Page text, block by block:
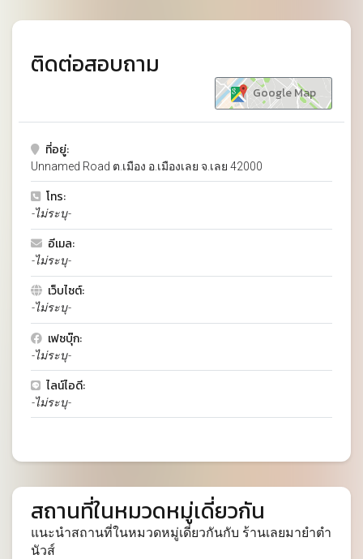
ติดต่อสอบถาม
Google Map
ที่อยู่:
Unnamed Road ต.เมือง อ.เมืองเลย จ.เลย 42000
โทร:
-ไม่ระบุ-
อีเมล:
-ไม่ระบุ-
เว็บไซต์:
-ไม่ระบุ-
เฟซบุ๊ก:
-ไม่ระบุ-
ไลน์ไอดี:
-ไม่ระบุ-
สถานที่ในหมวดหมู่เดี่ยวกัน
แนะนำสถานที่ในหมวดหมู่เดี่ยวกันกับ ร้านเลยมายำตำ
นัวส์